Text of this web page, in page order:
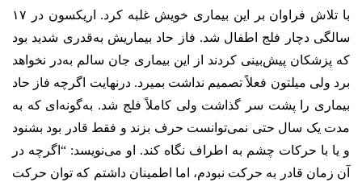
با تلاش فراوان بر این بیماری خویش غلبه کرد. اریکسون در ۱۷
سالگی دچار فلج اطفال شد. فاز حاد بیماریش به‌قدری شدید بود
که پزشکان پیش‌بینی کردند از این بیماری جان سالم به‌در نخواهد
برد ولی میلتون فعلاً تصمیم نداشت بمیرد. درنهایت اگرچه فاز حاد
بیماری را پشت سر گذاشت ولی کاملاً فلج شد. به‌گونه‌ای که به
مدت یک سال حتی نمی‌توانست حرف بزند و فقط قادر بود بشنود
و یا با حرکات چشم به اطراف نگاه کند. او می‌نویسد: “اگرچه در
آن زمان قادر به حرکت نبودم، اما اطمینان داشتم که توان حرکت